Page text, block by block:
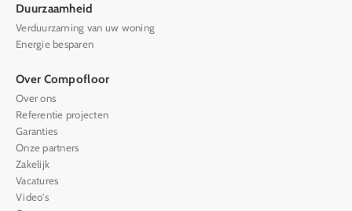
Duurzaamheid
Verduurzaming van uw woning
Energie besparen
Over Compofloor
Over ons
Referentie projecten
Garanties
Onze partners
Zakelijk
Vacatures
Video's